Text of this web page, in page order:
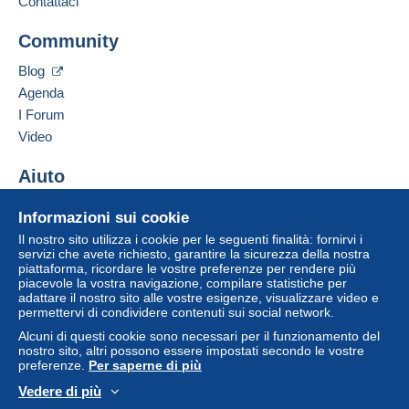
Un pagamento non effettuato tramite
pagamento integrato nel sito
venditore all'acquirente. Un acquisto non pagato
dell'acquirente.
clausole relative al pagamento, queste sono da
considerarsi nulle e non dovute. Le condizioni di
pagamento del sito Delcampe, definite nelle
Gli acquisti devono essere pagati entro14 giorni
dal ricevimento della richiesta di pagamento del
venditore.
Détails des conditions de vente
Expédition:
paiement dans les 3 jours
Contattare il venditore
Informazioni sui cookie
Il nostro sito utilizza i cookie per le seguenti finalità: fornirvi i
servizi che avete richiesto, garantire la sicurezza della nostra
piattaforma, ricordare le vostre preferenze per rendere più
piacevole la vostra navigazione, compilare statistiche per
adattare il nostro sito alle vostre esigenze, visualizzare video e
permettervi di condividere contenuti sui social network.
Alcuni di questi cookie sono necessari per il funzionamento del
nostro sito, altri possono essere impostati secondo le vostre
preferenze. Per saperne di più
Vedere di più
Community
Blog
Agenda
I Forum
Video
Aiuto
Acquistare su Delcampe
Vendere su Delcampe
Un sito sicuro